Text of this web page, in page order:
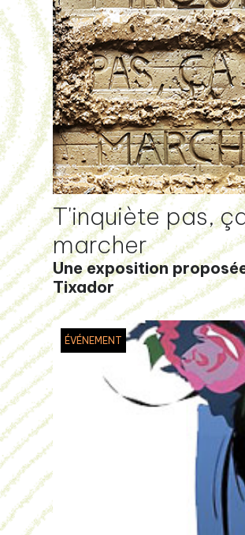
T'inquiète pas,
marcher
Une exposition
Tixador
ÉVÉNEMENT